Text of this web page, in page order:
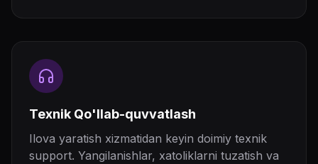
Texnik Qo'llab-quvvatlash
Ilova yaratish xizmatidan keyin doimiy texnik
support. Yangilanishlar, xatoliklarni tuzatish va